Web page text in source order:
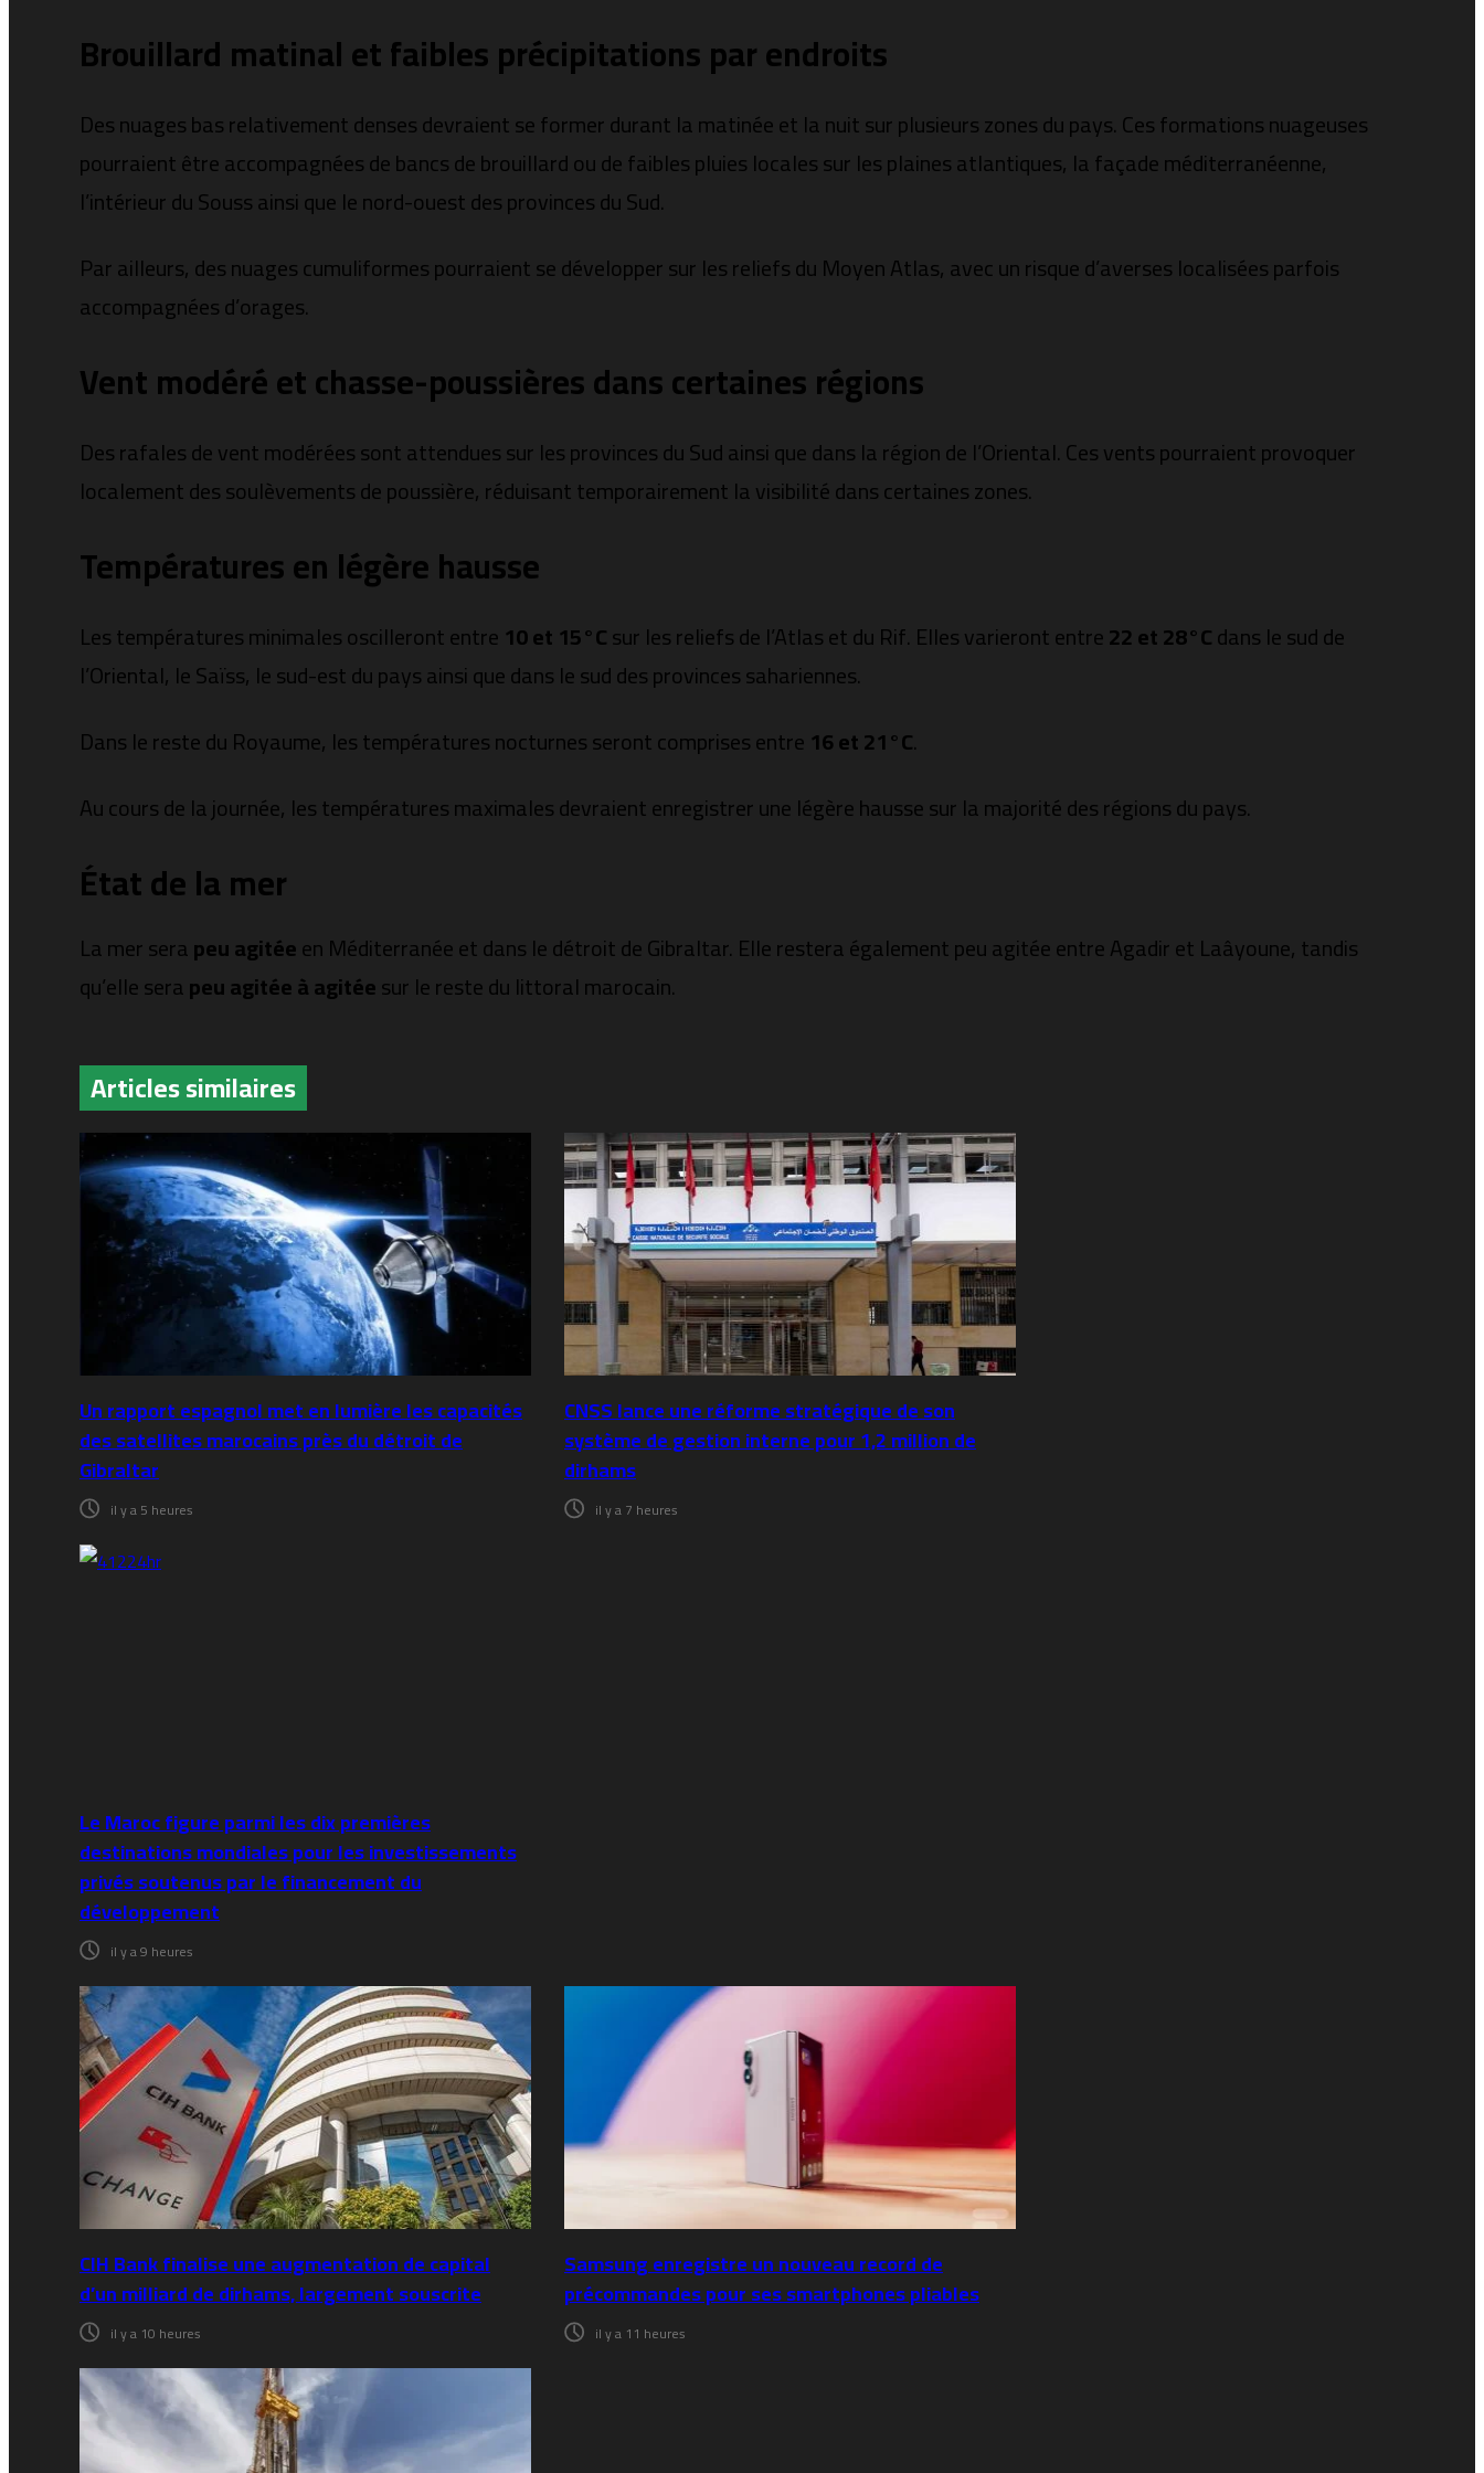
Brouillard matinal et faibles précipitations par endroits
Des nuages bas relativement denses devraient se former durant la matinée et la nuit sur plusieurs zones du pays. Ces formations nuageuses
pourraient être accompagnées de bancs de brouillard ou de faibles pluies locales sur les plaines atlantiques, la façade méditerranéenne,
l’intérieur du Souss ainsi que le nord-ouest des provinces du Sud.
Par ailleurs, des nuages cumuliformes pourraient se développer sur les reliefs du Moyen Atlas, avec un risque d’averses localisées parfois
accompagnées d’orages.
Vent modéré et chasse-poussières dans certaines régions
Des rafales de vent modérées sont attendues sur les provinces du Sud ainsi que dans la région de l’Oriental. Ces vents pourraient provoquer
localement des soulèvements de poussière, réduisant temporairement la visibilité dans certaines zones.
Températures en légère hausse
Les températures minimales oscilleront entre 10 et 15°Csur les reliefs de l’Atlas et du Rif. Elles varieront entre22 et 28°Cdans le sud de
l’Oriental, le Saïss, le sud-est du pays ainsi que dans le sud des provinces sahariennes.
Dans le reste du Royaume, les températures nocturnes seront comprises entre 16 et 21°C.
Au cours de la journée, les températures maximales devraient enregistrer une légère hausse sur la majorité des régions du pays.
État de la mer
La mer serapeu agitéeen Méditerranée et dans le détroit de Gibraltar. Elle restera également peu agitée entre Agadir et Laâyoune, tandis
qu’elle serapeu agitée à agitéesur le reste du littoral marocain.
Articles similaires
Un rapport espagnol met en lumière les capacités
des satellites marocains près du détroit de
Gibraltar
il y a 5 heures
CNSS lance une réforme stratégique de son
système de gestion interne pour 1,2 million de
dirhams
il y a 7 heures
Le Maroc figure parmi les dix premières
destinations mondiales pour les investissements
privés soutenus par le financement du
développement
il y a 9 heures
CIH Bank finalise une augmentation de capital
d’un milliard de dirhams, largement souscrite
il y a 10 heures
Samsung enregistre un nouveau record de
précommandes pour ses smartphones pliables
il y a 11 heures